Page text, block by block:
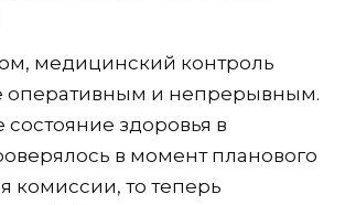
медицинский контроль
оперативным и непрерывным.
здоровья в
в момент планового
комиссии, то теперь